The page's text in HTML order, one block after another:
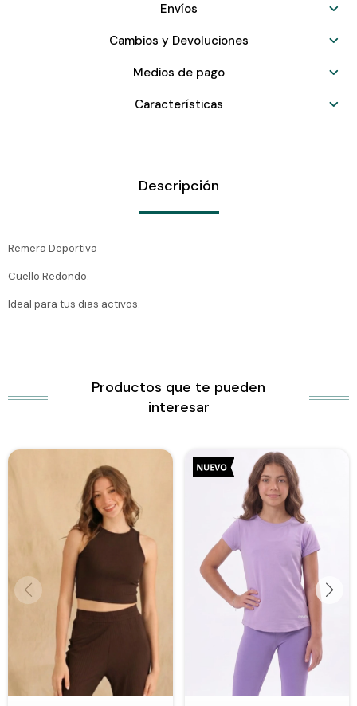
Envíos
Cambios y Devoluciones
Medios de pago
Características
Descripción
Remera Deportiva
Cuello Redondo.
Ideal para tus dias activos.
Productos que te pueden
interesar